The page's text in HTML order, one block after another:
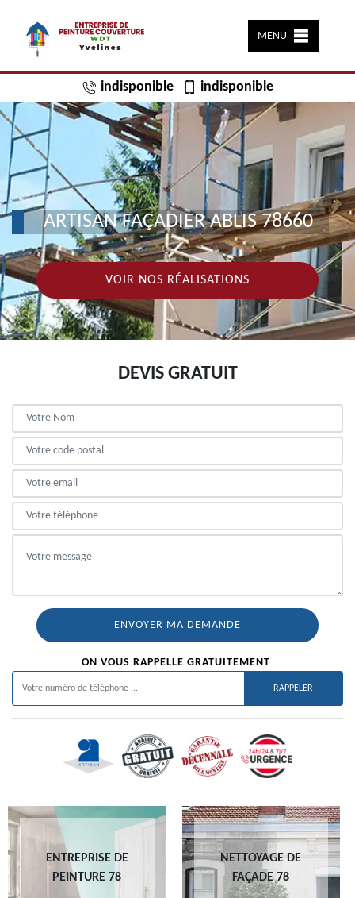
MENU
indisponible indisponible
ARTISAN FAÇADIER ABLIS 78660
VOIR NOS RÉALISATIONS
DEVIS GRATUIT
ON VOUS RAPPELLE GRATUITEMENT
ENTREPRISE DE
PEINTURE 78
NETTOYAGE DE
FAÇADE 78